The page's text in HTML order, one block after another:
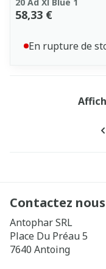
58,33 €
En rupture de
Contactez nous
Antophar SRL
Place Du Préau 5
7640 Antoing